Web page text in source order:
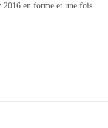
2016 en forme et une fois